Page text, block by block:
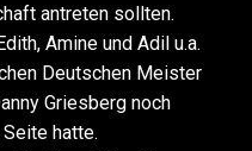
antreten sollten.
Amine und Adil u.a.
Deutschen Meister
Griesberg noch
hatte.